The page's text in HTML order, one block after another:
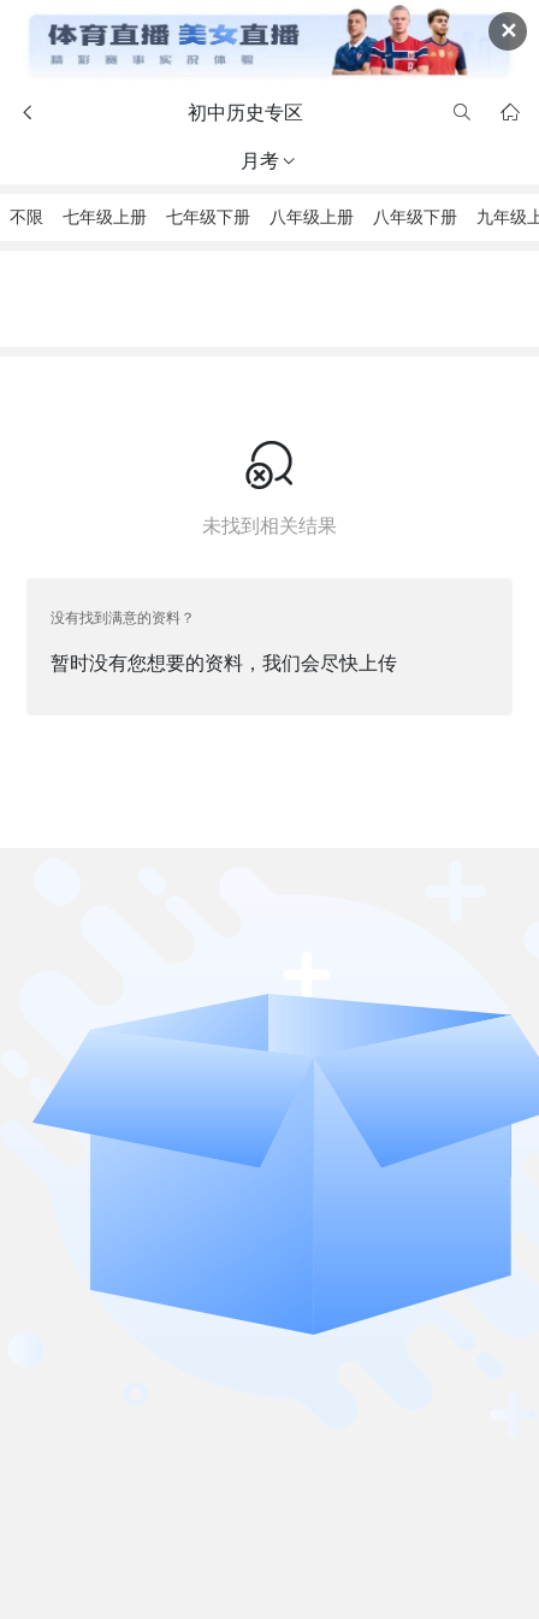
✕
 初中历史专区  
月考
不限 七年级上册 七年级下册 八年级上册 八年级下册 九年级

未找到相关结果
没有找到满意的资料？
暂时没有您想要的资料，我们会尽快上传